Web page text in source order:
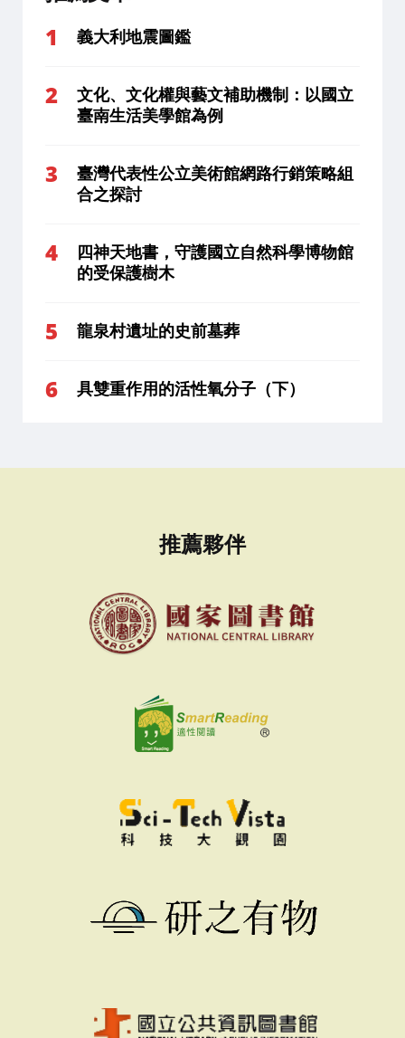
義大利地震圖鑑
文化、文化權與藝文補助機制：以國立
臺南生活美學館為例
臺灣代表性公立美術館網路行銷策略組
合之探討
四神天地書，守護國立自然科學博物館
的受保護樹木
龍泉村遺址的史前墓葬
具雙重作用的活性氧分子（下）
推薦夥伴